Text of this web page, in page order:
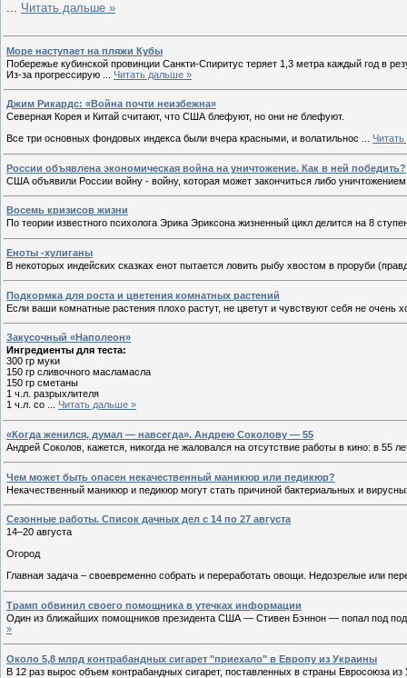
... Читать дальше »
Море наступает на пляжи Кубы
Побережье кубинской провинции Санкти-Спиритус теряет 1,3 метра каждый год в
Из-за прогрессирую
Читать дальше »
Джим Рикардс: «Война почти неизбежна»
Северная Корея и Китай считают, что США блефуют, но они не блефуют.
Все три основных фондовых индекса были вчера красными, и волатильнос
России объявлена экономическая война на уничтожение. Как в ней победить?
США объявили России войну - войну, которая может закончиться либо
Восемь кризисов жизни
По теории известного психолога Эрика Эриксона жизненный цикл делится на 8
Еноты -хулиганы
В некоторых индейских сказках енот пытается ловить рыбу хвостом в проруби
Подкормка для роста и цветения комнатных растений
Если ваши комнатные растения плохо растут, не цветут и чувствуют себя не
Закусочный «Наполеон»
Ингредиенты для теста:
300 гр муки
150 гр сливочного масламасла
150 гр сметаны
1 ч.л. разрыхлителя
1 ч.л. со ... Читать дальше »
«Когда женился, думал — навсегда». Андрею Соколову — 55
Андрей Соколов, кажется, никогда не жаловался на отсутствие работы в кино: в 55
Чем может быть опасен некачественный маникюр или педикюр?
Некачественный маникюр и педикюр могут стать причиной бактериальных и
Сезонные работы. Список дачных дел с 14 по 27 августа
14–20 августа
Огород
Главная задача – своевременно собрать и переработать овощи. Недозрелые или
Трамп обвинил своего помощника в утечках информации
Один из ближайших помощников президента США — Стивен Бэннон — попал под
»
Около 5,8 млрд контрабандных сигарет "приехало" в Европу из Украины
В 12 раз вырос объем контрабандных сигарет, поставленных в страны Евросоюза из